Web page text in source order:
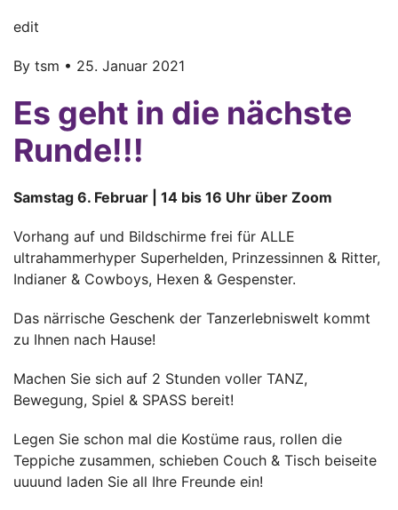
edit
By tsm • 25. Januar 2021
Es geht in die nächste
Runde!!!
Samstag 6. Februar | 14 bis 16 Uhr über Zoom
Vorhang auf und Bildschirme frei für ALLE
ultrahammerhyper Superhelden, Prinzessinnen & Ritter,
Indianer & Cowboys, Hexen & Gespenster.
Das närrische Geschenk der Tanzerlebniswelt kommt
zu Ihnen nach Hause!
Machen Sie sich auf 2 Stunden voller TANZ,
Bewegung, Spiel & SPASS bereit!
Legen Sie schon mal die Kostüme raus, rollen die
Teppiche zusammen, schieben Couch & Tisch beiseite
uuuund laden Sie all Ihre Freunde ein!